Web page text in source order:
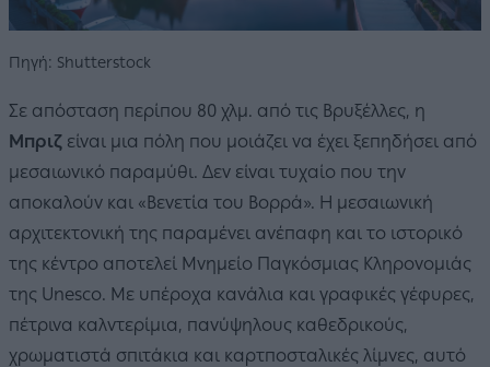
Πηγή: Shutterstock
Σε απόσταση περίπου 80 χλμ. από τις Βρυξέλλες, η
Μπριζ είναι μια πόλη που μοιάζει να έχει ξεπηδήσει από
μεσαιωνικό παραμύθι. Δεν είναι τυχαίο που την
αποκαλούν και «Βενετία του Βορρά». Η μεσαιωνική
αρχιτεκτονική της παραμένει ανέπαφη και το ιστορικό
της κέντρο αποτελεί Μνημείο Παγκόσμιας Κληρονομιάς
της Unesco. Με υπέροχα κανάλια και γραφικές γέφυρες,
πέτρινα καλντερίμια, πανύψηλους καθεδρικούς,
χρωματιστά σπιτάκια και καρτποσταλικές λίμνες, αυτό